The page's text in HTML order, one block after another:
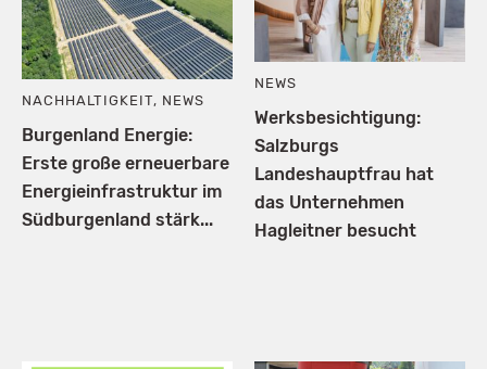
NACHHALTIGKEIT, NEWS
Burgenland Energie:
Erste große erneuerbare
Energieinfrastruktur im
Südburgenland stärk...
NEWS
Werksbesichtigung:
Salzburgs
Landeshauptfrau hat
das Unternehmen
Hagleitner besucht